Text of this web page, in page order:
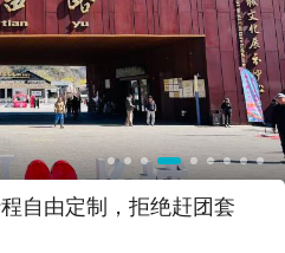
自由定制，拒绝赶团套